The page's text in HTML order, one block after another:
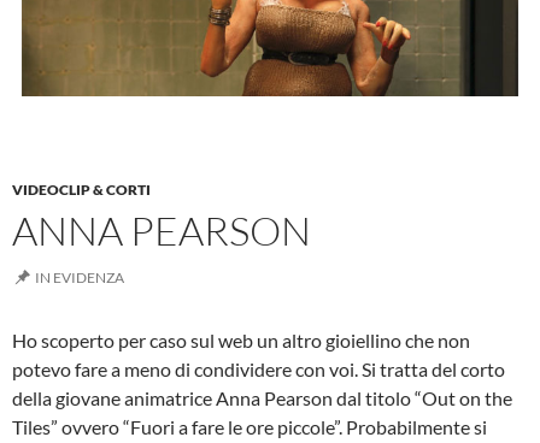
VIDEOCLIP & CORTI
ANNA PEARSON
IN EVIDENZA
Ho scoperto per caso sul web un altro gioiellino che non
potevo fare a meno di condividere con voi. Si tratta del corto
della giovane animatrice Anna Pearson dal titolo “Out on the
Tiles” ovvero “Fuori a fare le ore piccole”. Probabilmente si